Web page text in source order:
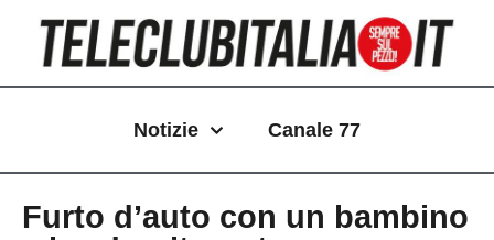
contenuto
Notizie Canale 77
Furto d’auto con un bambino